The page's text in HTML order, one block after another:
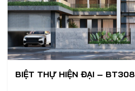
BIỆT THỰ HIỆN ĐẠI – BT308